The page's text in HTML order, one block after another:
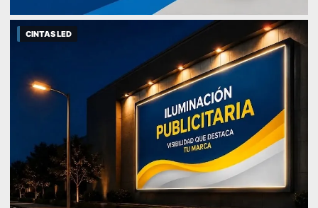
CINTAS LED